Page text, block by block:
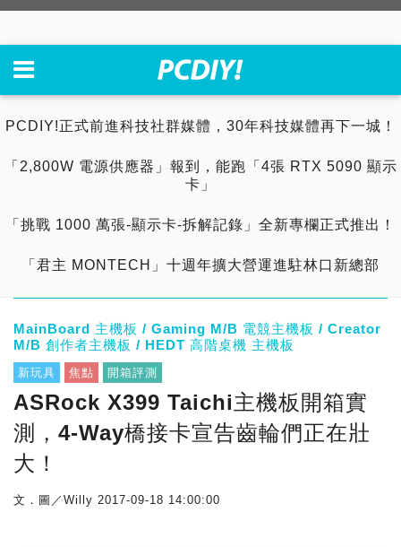
PCDIY!正式前進科技社群媒體，30年科技媒體再下一城！
「2,800W 電源供應器」報到，能跑「4張 RTX 5090 顯示
卡」
「挑戰 1000 萬張-顯示卡-拆解記錄」全新專欄正式推出！
「君主 MONTECH」十週年擴大營運進駐林口新總部
MainBoard 主機板 / Gaming M/B 電競主機板 / Creator
M/B 創作者主機板 / HEDT 高階桌機 主機板
新玩具 焦點 開箱評測
ASRock X399 Taichi主機板開箱實
測，4-Way橋接卡宣告齒輪們正在壯
大！
文．圖／Willy 2017-09-18 14:00:00